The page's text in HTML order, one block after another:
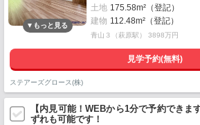
土地 175.58m²（登記）
建物 112.48m²（登記）
青山３（萩原駅） 3898万円
見学予約(無料)
ステアーズグロース(株)
【内見可能！WEBから1分で予約できま
ずれも可能です！